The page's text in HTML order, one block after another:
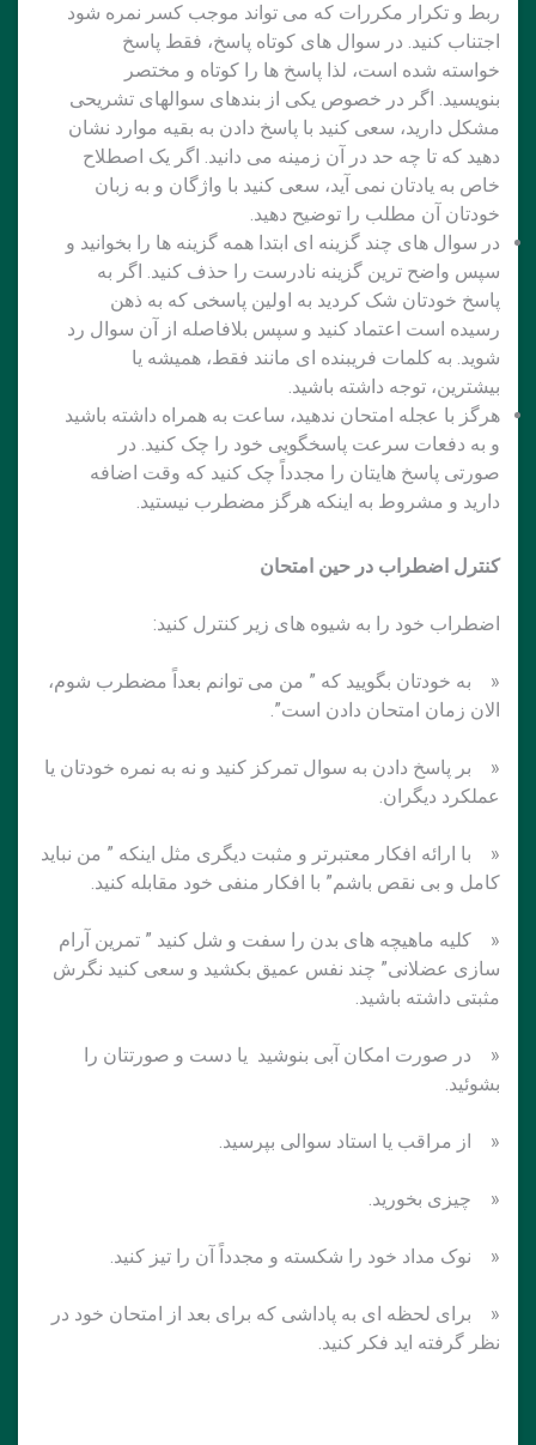
ربط و تکرار مکررات که می تواند موجب کسر نمره شود
اجتناب کنید. در سوال های کوتاه پاسخ، فقط پاسخ
خواسته شده است، لذا پاسخ ها را کوتاه و مختصر
بنویسید. اگر در خصوص یکی از بندهای سوالهای تشریحی
مشکل دارید، سعی کنید با پاسخ دادن به بقیه موارد نشان
دهید که تا چه حد در آن زمینه می دانید. اگر یک اصطلاح
خاص به یادتان نمی آید، سعی کنید با واژگان و به زبان
خودتان آن مطلب را توضیح دهید.
در سوال های چند گزینه ای ابتدا همه گزینه ها را بخوانید و
سپس واضح ترین گزینه نادرست را حذف کنید. اگر به
پاسخ خودتان شک کردید به اولین پاسخی که به ذهن
رسیده است اعتماد کنید و سپس بلافاصله از آن سوال رد
شوید. به کلمات فریبنده ای مانند فقط، همیشه یا
بیشترین، توجه داشته باشید.
هرگز با عجله امتحان ندهید، ساعت به همراه داشته باشید
و به دفعات سرعت پاسخگویی خود را چک کنید. در
صورتی پاسخ هایتان را مجدداً چک کنید که وقت اضافه
دارید و مشروط به اینکه هرگز مضطرب نیستید.
کنترل اضطراب در حین امتحان
اضطراب خود را به شیوه های زیر کنترل کنید:
« به خودتان بگویید که ” من می توانم بعداً مضطرب شوم،
الان زمان امتحان دادن است”.
« بر پاسخ دادن به سوال تمرکز کنید و نه به نمره خودتان یا
عملکرد دیگران.
« با ارائه افکار معتبرتر و مثبت دیگری مثل اینکه ” من نباید
کامل و بی نقص باشم” با افکار منفی خود مقابله کنید.
« کلیه ماهیچه های بدن را سفت و شل کنید ” تمرین آرام
سازی عضلانی” چند نفس عمیق بکشید و سعی کنید نگرش
مثبتی داشته باشید.
« در صورت امکان آبی بنوشید یا دست و صورتتان را
بشوئید.
« از مراقب یا استاد سوالی بپرسید.
« چیزی بخورید.
« نوک مداد خود را شکسته و مجدداً آن را تیز کنید.
« برای لحظه ای به پاداشی که برای بعد از امتحان خود در
نظر گرفته اید فکر کنید.